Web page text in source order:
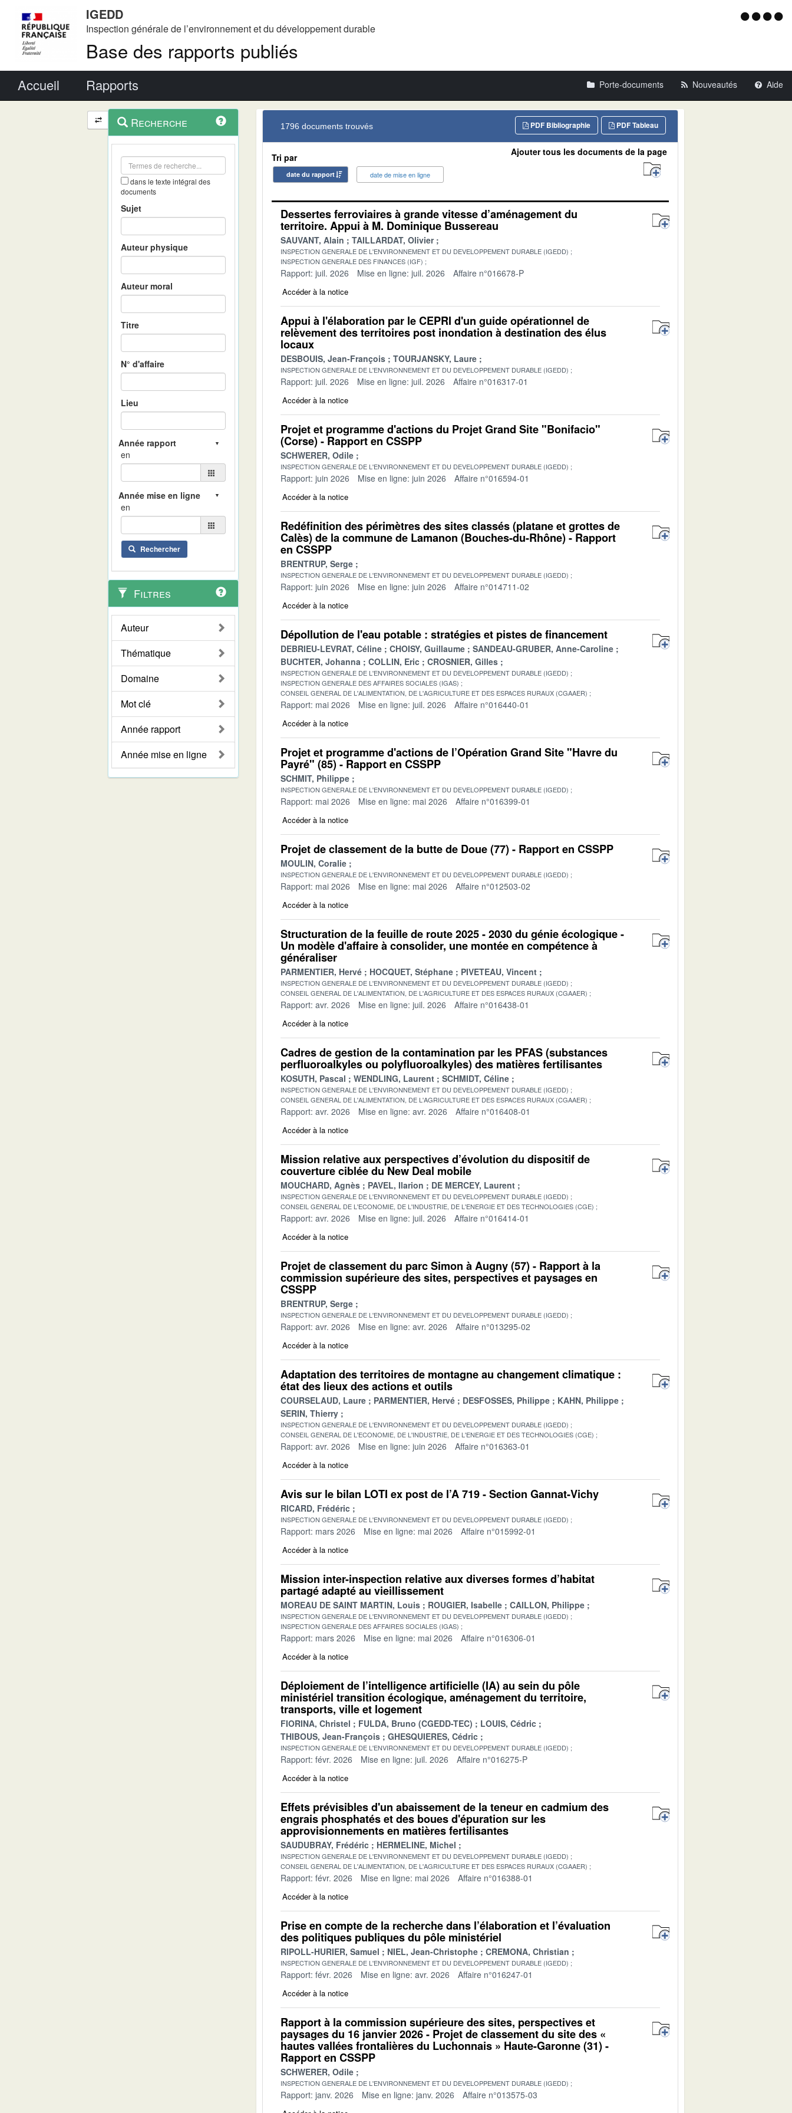
IGEDD
Inspection générale de l’environnement et du développement durable
Base des rapports publiés
Menu
Accueil Rapports Porte-documents Nouveautés Aide
Navigation
et
outils
contextuel
Recherche
dans le texte intégral des
documents
Sujet
Auteur physique
Auteur moral
Titre
N° d'affaire
Lieu
en
en
Rechercher
Filtres
Auteur
Thématique
Domaine
Mot clé
Année rapport
Année mise en ligne
1796 documents trouvés PDF Tableau
PDF Bibliographie
Tri par
date du rapport date de mise en ligne
Ajouter tous les documents de la page
Dessertes ferroviaires à grande vitesse d’aménagement du
territoire. Appui à M. Dominique Bussereau
SAUVANT, Alain TAILLARDAT, Olivier
INSPECTION GENERALE DE L'ENVIRONNEMENT ET DU DEVELOPPEMENT DURABLE (IGEDD)
INSPECTION GENERALE DES FINANCES (IGF)
Rapport: juil. 2026 Mise en ligne: juil. 2026 Affaire n°016678-P
Accéder à la notice
Appui à l'élaboration par le CEPRI d'un guide opérationnel de
relèvement des territoires post inondation à destination des élus
locaux
DESBOUIS, Jean-François TOURJANSKY, Laure
INSPECTION GENERALE DE L'ENVIRONNEMENT ET DU DEVELOPPEMENT DURABLE (IGEDD)
Rapport: juil. 2026 Mise en ligne: juil. 2026 Affaire n°016317-01
Accéder à la notice
Projet et programme d'actions du Projet Grand Site "Bonifacio"
(Corse) - Rapport en CSSPP
SCHWERER, Odile
INSPECTION GENERALE DE L'ENVIRONNEMENT ET DU DEVELOPPEMENT DURABLE (IGEDD)
Rapport: juin 2026 Mise en ligne: juin 2026 Affaire n°016594-01
Accéder à la notice
Redéfinition des périmètres des sites classés (platane et grottes de
Calès) de la commune de Lamanon (Bouches-du-Rhône) - Rapport
en CSSPP
BRENTRUP, Serge
INSPECTION GENERALE DE L'ENVIRONNEMENT ET DU DEVELOPPEMENT DURABLE (IGEDD)
Rapport: juin 2026 Mise en ligne: juin 2026 Affaire n°014711-02
Accéder à la notice
Dépollution de l'eau potable : stratégies et pistes de financement
DEBRIEU-LEVRAT, Céline CHOISY, Guillaume
SANDEAU-GRUBER, Anne-Caroline
BUCHTER, Johanna
COLLIN, Eric CROSNIER, Gilles
INSPECTION GENERALE DE L'ENVIRONNEMENT ET DU DEVELOPPEMENT DURABLE (IGEDD)
INSPECTION GENERALE DES AFFAIRES SOCIALES (IGAS)
CONSEIL GENERAL DE L'ALIMENTATION, DE L'AGRICULTURE ET DES ESPACES RURAUX (CGAAER)
Rapport: mai 2026 Mise en ligne: juil. 2026 Affaire n°016440-01
Accéder à la notice
Projet et programme d'actions de l’Opération Grand Site "Havre du
Payré" (85) - Rapport en CSSPP
SCHMIT, Philippe
INSPECTION GENERALE DE L'ENVIRONNEMENT ET DU DEVELOPPEMENT DURABLE (IGEDD)
Rapport: mai 2026 Mise en ligne: mai 2026 Affaire n°016399-01
Accéder à la notice
Projet de classement de la butte de Doue (77) - Rapport en CSSPP
MOULIN, Coralie
INSPECTION GENERALE DE L'ENVIRONNEMENT ET DU DEVELOPPEMENT DURABLE (IGEDD)
Rapport: mai 2026 Mise en ligne: mai 2026 Affaire n°012503-02
Accéder à la notice
Structuration de la feuille de route 2025 - 2030 du génie écologique -
Un modèle d'affaire à consolider, une montée en compétence à
généraliser
PARMENTIER, Hervé HOCQUET, Stéphane PIVETEAU, Vincent
INSPECTION GENERALE DE L'ENVIRONNEMENT ET DU DEVELOPPEMENT DURABLE (IGEDD)
CONSEIL GENERAL DE L'ALIMENTATION, DE L'AGRICULTURE ET DES ESPACES RURAUX (CGAAER)
Rapport: avr. 2026 Mise en ligne: juil. 2026 Affaire n°016438-01
Accéder à la notice
Cadres de gestion de la contamination par les PFAS (substances
perfluoroalkyles ou polyfluoroalkyles) des matières fertilisantes
KOSUTH, Pascal WENDLING, Laurent SCHMIDT, Céline
INSPECTION GENERALE DE L'ENVIRONNEMENT ET DU DEVELOPPEMENT DURABLE (IGEDD)
CONSEIL GENERAL DE L'ALIMENTATION, DE L'AGRICULTURE ET DES ESPACES RURAUX (CGAAER)
Rapport: avr. 2026 Mise en ligne: avr. 2026 Affaire n°016408-01
Accéder à la notice
Mission relative aux perspectives d’évolution du dispositif de
couverture ciblée du New Deal mobile
MOUCHARD, Agnès PAVEL, Ilarion DE MERCEY, Laurent
INSPECTION GENERALE DE L'ENVIRONNEMENT ET DU DEVELOPPEMENT DURABLE (IGEDD)
CONSEIL GENERAL DE L'ECONOMIE, DE L'INDUSTRIE, DE L'ENERGIE ET DES TECHNOLOGIES (CGE)
Rapport: avr. 2026 Mise en ligne: juil. 2026 Affaire n°016414-01
Accéder à la notice
Projet de classement du parc Simon à Augny (57) - Rapport à la
commission supérieure des sites, perspectives et paysages en
CSSPP
BRENTRUP, Serge
INSPECTION GENERALE DE L'ENVIRONNEMENT ET DU DEVELOPPEMENT DURABLE (IGEDD)
Rapport: avr. 2026 Mise en ligne: avr. 2026 Affaire n°013295-02
Accéder à la notice
Adaptation des territoires de montagne au changement climatique :
état des lieux des actions et outils
COURSELAUD, Laure PARMENTIER, Hervé DESFOSSES, Philippe
KAHN, Philippe
SERIN, Thierry
INSPECTION GENERALE DE L'ENVIRONNEMENT ET DU DEVELOPPEMENT DURABLE (IGEDD)
CONSEIL GENERAL DE L'ECONOMIE, DE L'INDUSTRIE, DE L'ENERGIE ET DES TECHNOLOGIES (CGE)
Rapport: avr. 2026 Mise en ligne: juin 2026 Affaire n°016363-01
Accéder à la notice
Avis sur le bilan LOTI ex post de l’A 719 - Section Gannat-Vichy
RICARD, Frédéric
INSPECTION GENERALE DE L'ENVIRONNEMENT ET DU DEVELOPPEMENT DURABLE (IGEDD)
Rapport: mars 2026 Mise en ligne: mai 2026 Affaire n°015992-01
Accéder à la notice
Mission inter-inspection relative aux diverses formes d’habitat
partagé adapté au vieillissement
MOREAU DE SAINT MARTIN, Louis ROUGIER, Isabelle CAILLON, Philippe
INSPECTION GENERALE DE L'ENVIRONNEMENT ET DU DEVELOPPEMENT DURABLE (IGEDD)
INSPECTION GENERALE DES AFFAIRES SOCIALES (IGAS)
Rapport: mars 2026 Mise en ligne: mai 2026 Affaire n°016306-01
Accéder à la notice
Déploiement de l’intelligence artificielle (IA) au sein du pôle
ministériel transition écologique, aménagement du territoire,
transports, ville et logement
FIORINA, Christel FULDA, Bruno (CGEDD-TEC)
LOUIS, Cédric
THIBOUS, Jean-François
GHESQUIERES, Cédric
INSPECTION GENERALE DE L'ENVIRONNEMENT ET DU DEVELOPPEMENT DURABLE (IGEDD)
Rapport: févr. 2026 Mise en ligne: juil. 2026 Affaire n°016275-P
Accéder à la notice
Effets prévisibles d'un abaissement de la teneur en cadmium des
engrais phosphatés et des boues d'épuration sur les
approvisionnements en matières fertilisantes
SAUDUBRAY, Frédéric HERMELINE, Michel
INSPECTION GENERALE DE L'ENVIRONNEMENT ET DU DEVELOPPEMENT DURABLE (IGEDD)
CONSEIL GENERAL DE L'ALIMENTATION, DE L'AGRICULTURE ET DES ESPACES RURAUX (CGAAER)
Rapport: févr. 2026 Mise en ligne: mai 2026 Affaire n°016388-01
Accéder à la notice
Prise en compte de la recherche dans l’élaboration et l’évaluation
des politiques publiques du pôle ministériel
RIPOLL-HURIER, Samuel NIEL, Jean-Christophe CREMONA, Christian
INSPECTION GENERALE DE L'ENVIRONNEMENT ET DU DEVELOPPEMENT DURABLE (IGEDD)
Rapport: févr. 2026 Mise en ligne: avr. 2026 Affaire n°016247-01
Accéder à la notice
Rapport à la commission supérieure des sites, perspectives et
paysages du 16 janvier 2026 - Projet de classement du site des «
hautes vallées frontalières du Luchonnais » Haute-Garonne (31) -
Rapport en CSSPP
SCHWERER, Odile
INSPECTION GENERALE DE L'ENVIRONNEMENT ET DU DEVELOPPEMENT DURABLE (IGEDD)
Rapport: janv. 2026 Mise en ligne: janv. 2026 Affaire n°013575-03